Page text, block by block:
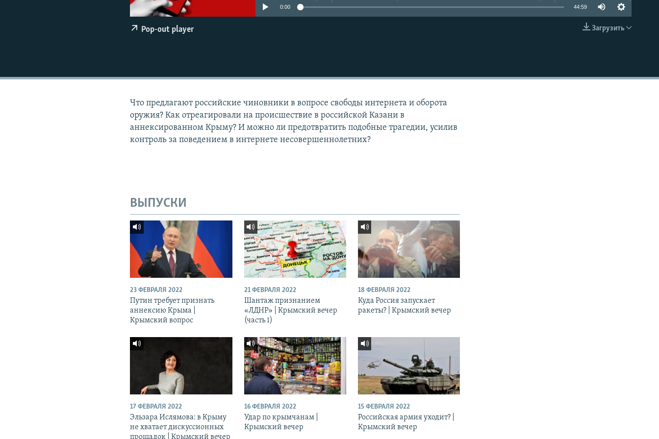
EMBED
0:00 44:59
Загрузить
Pop-out player
Что предлагают российские чиновники в вопросе свободы интернета и оборота
оружия? Как отреагировали на происшествие в российской Казани в
аннексированном Крыму? И можно ли предотвратить подобные трагедии, усилив
контроль за поведением в интернете несовершеннолетних?
ВЫПУСКИ
23 ФЕВРАЛЯ 2022
Путин требует признать
аннексию Крыма |
Крымский вопрос
21 ФЕВРАЛЯ 2022
Шантаж признанием
«ЛДНР» | Крымский вечер
(часть 1)
18 ФЕВРАЛЯ 2022
Куда Россия запускает
ракеты? | Крымский вечер
17 ФЕВРАЛЯ 2022
Эльзара Ислямова: в Крыму
не хватает дискуссионных
прощадок | Крымский вечер
16 ФЕВРАЛЯ 2022
Удар по крымчанам |
Крымский вечер
15 ФЕВРАЛЯ 2022
Российская армия уходит? |
Крымский вечер